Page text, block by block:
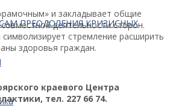
ПРЕОДОЛЕНИЯ КРИЗИСНЫХ
и закладывает общие
деятельности сторон.
стремление расширить
здоровья граждан.
краевого Центра
тел. 227 66 74.